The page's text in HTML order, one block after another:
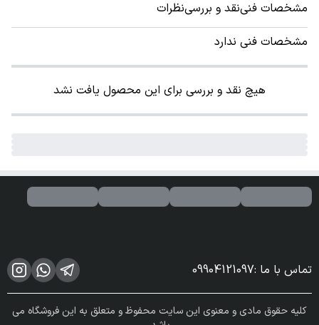
مشخصات فنینقد و بررسینظرات
مشخصات فنی ندارد
هیچ نقد و بررسی برای این محصول یافت نشد
تماس با ما :
09904121097
کلیه حقوق مادی و معنوی این سایت محفوظ و متعلق به این فروشگاه می